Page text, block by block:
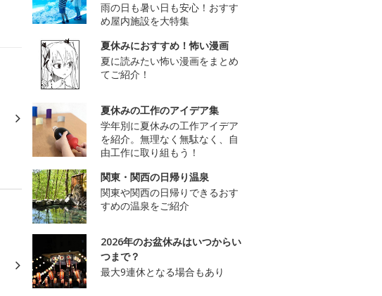
雨の日も暑い日も安心！おすす
め屋内施設を大特集
夏休みにおすすめ！怖い漫画
夏に読みたい怖い漫画をまとめ
てご紹介！
夏休みの工作のアイデア集
学年別に夏休みの工作アイデア
を紹介。無理なく無駄なく、自
由工作に取り組もう！
関東・関西の日帰り温泉
関東や関西の日帰りできるおす
すめの温泉をご紹介
2026年のお盆休みはいつからい
つまで？
最大9連休となる場合もあり